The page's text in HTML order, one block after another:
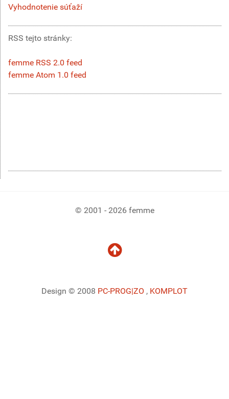
Vyhodnotenie súťaží
RSS tejto stránky:
femme RSS 2.0 feed
femme Atom 1.0 feed
© 2001 - 2026 femme
Design © 2008 PC-PROG|ZO , KOMPLOT